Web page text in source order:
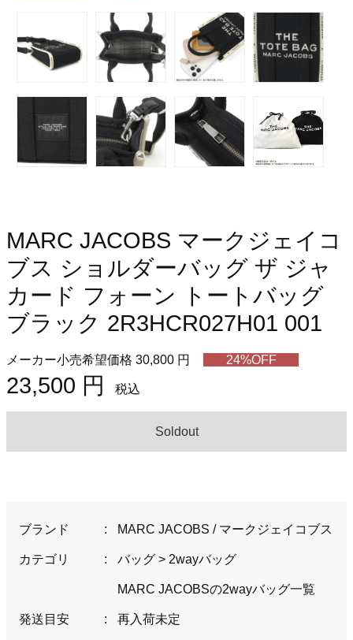
MARC JACOBS マークジェイコ
ブス ショルダーバッグ ザ ジャ
カード フォーン トートバッグ
ブラック 2R3HCR027H01 001
メーカー小売希望価格 30,800 円 24%OFF
23,500 円 税込
Soldout
ブランド : MARC JACOBS / マークジェイコブス
カテゴリ : バッグ> 2wayバッグ
MARC JACOBSの2wayバッグ一覧
発送目安 : 再入荷未定